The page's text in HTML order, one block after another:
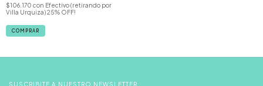
$106.170 con Efectivo (retirando por
Villa Urquiza) 25% OFF!
COMPRAR
SUSCRIBITE A NUESTRO NEWSLETTER